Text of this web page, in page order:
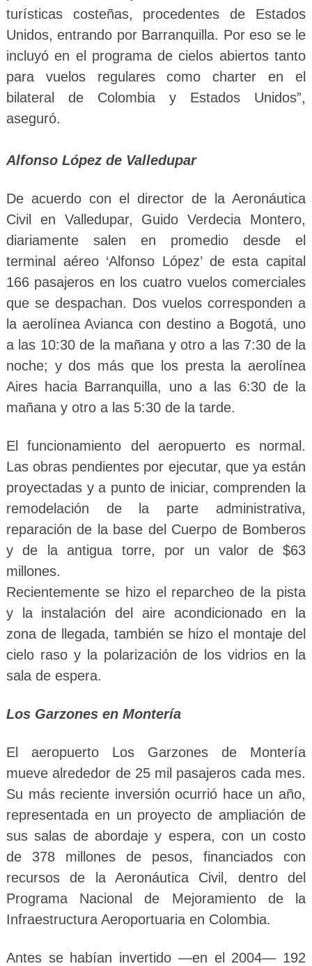
turísticas costeñas, procedentes de Estados
Unidos, entrando por Barranquilla. Por eso se le
incluyó en el programa de cielos abiertos tanto
para vuelos regulares como charter en el
bilateral de Colombia y Estados Unidos”,
aseguró.
Alfonso López de Valledupar
De acuerdo con el director de la Aeronáutica
Civil en Valledupar, Guido Verdecia Montero,
diariamente salen en promedio desde el
terminal aéreo ‘Alfonso López’ de esta capital
166 pasajeros en los cuatro vuelos comerciales
que se despachan. Dos vuelos corresponden a
la aerolínea Avianca con destino a Bogotá, uno
a las 10:30 de la mañana y otro a las 7:30 de la
noche; y dos más que los presta la aerolínea
Aires hacia Barranquilla, uno a las 6:30 de la
mañana y otro a las 5:30 de la tarde.
El funcionamiento del aeropuerto es normal.
Las obras pendientes por ejecutar, que ya están
proyectadas y a punto de iniciar, comprenden la
remodelación de la parte administrativa,
reparación de la base del Cuerpo de Bomberos
y de la antigua torre, por un valor de $63
millones.
Recientemente se hizo el reparcheo de la pista
y la instalación del aire acondicionado en la
zona de llegada, también se hizo el montaje del
cielo raso y la polarización de los vidrios en la
sala de espera.
Los Garzones en Montería
El aeropuerto Los Garzones de Montería
mueve alrededor de 25 mil pasajeros cada mes.
Su más reciente inversión ocurrió hace un año,
representada en un proyecto de ampliación de
sus salas de abordaje y espera, con un costo
de 378 millones de pesos, financiados con
recursos de la Aeronáutica Civil, dentro del
Programa Nacional de Mejoramiento de la
Infraestructura Aeroportuaria en Colombia.
Antes se habían invertido —en el 2004— 192